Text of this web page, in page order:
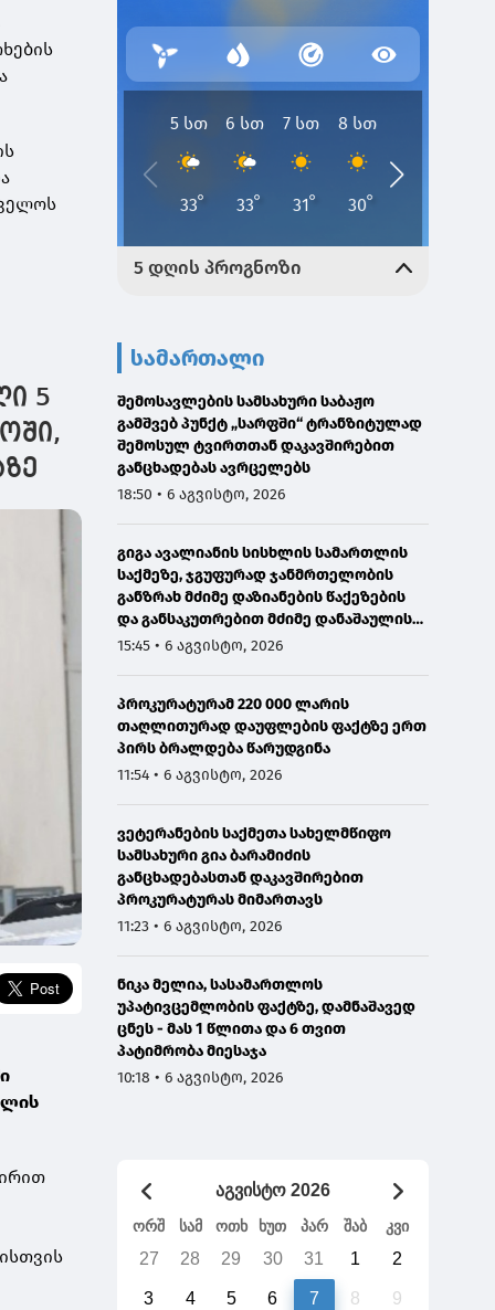
5
სამართალი
შემოსავლების სამსახური საბაჟო
გამშვებ პუნქტ „სარფში“ ტრანზიტულად
შემოსულ ტვირთთან დაკავშირებით
განცხადებას ავრცელებს
18:50 • 6 აგვისტო, 2026
გიგა ავალიანის სისხლის სამართლის
საქმეზე, ჯგუფურად ჯანმრთელობის
განზრახ მძიმე დაზიანების წაქეზების
და განსაკუთრებით მძიმე დანაშაულის
შეუტყობინებლობის ფაქტებზე ორ პირს
15:45 • 6 აგვისტო, 2026
პროკურატურამ 220 000 ლარის
თაღლითურად დაუფლების ფაქტზე ერთ
პირს ბრალდება წარუდგინა
11:54 • 6 აგვისტო, 2026
ვეტერანების საქმეთა სახელმწიფო
სამსახური გია ბარამიძის
განცხადებასთან დაკავშირებით
პროკურატურას მიმართავს
11:23 • 6 აგვისტო, 2026
ნიკა მელია, სასამართლოს
უპატივცემლობის ფაქტზე, დამნაშავედ
ცნეს - მას 1 წლითა და 6 თვით
პატიმრობა მიესაჯა
10:18 • 6 აგვისტო, 2026
აგვისტო 2026
ორშ სამ ოთხ ხუთ პარ შაბ კვი
27 28 29 30 31 1 2
3 4 5 6 7 8 9